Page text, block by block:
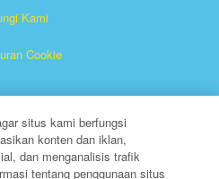
Kami
Cookie
situs kami berfungsi
konten dan iklan,
dan menganalisis trafik
tentang penggunaan situs